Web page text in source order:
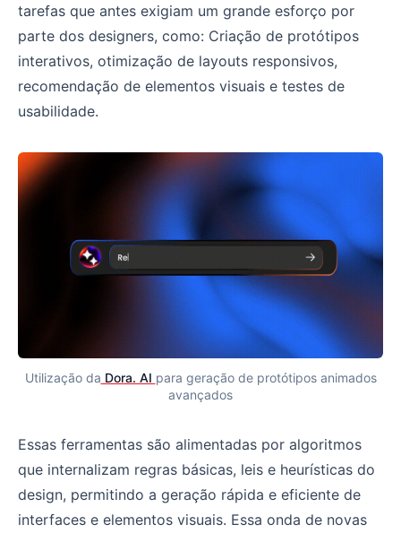
tarefas que antes exigiam um grande esforço por
parte dos designers, como: Criação de protótipos
interativos, otimização de layouts responsivos,
recomendação de elementos visuais e testes de
usabilidade.
Utilização da Dora. AI para geração de protótipos animados
avançados
Essas ferramentas são alimentadas por algoritmos
que internalizam regras básicas, leis e heurísticas do
design, permitindo a geração rápida e eficiente de
interfaces e elementos visuais. Essa onda de novas